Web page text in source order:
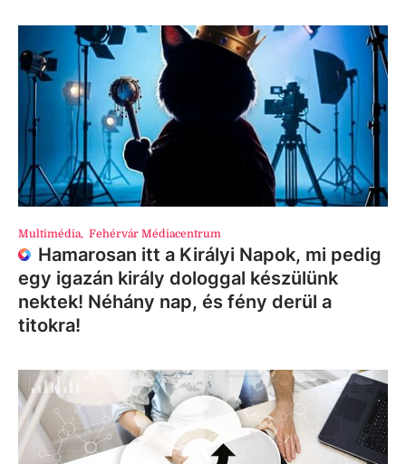
Multimédia, Fehérvár Médiacentrum
Hamarosan itt a Királyi Napok, mi pedig
egy igazán király dologgal készülünk
nektek! Néhány nap, és fény derül a
titokra!